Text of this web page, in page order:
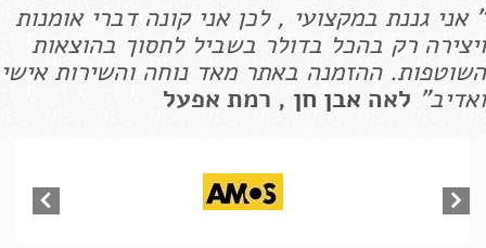
" אני גננת במקצועי , לכן אני קונה דברי אומנות
ויצירה רק בהכל בדולר בשביל לחסוך בהוצאות
השוטפות. ההזמנה באתר מאד נוחה והשירות אישי
ואדיב" לאה אבן חן , רמת אפעל